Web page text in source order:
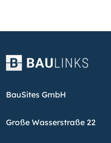
BauSites GmbH
Große Wasserstraße 22